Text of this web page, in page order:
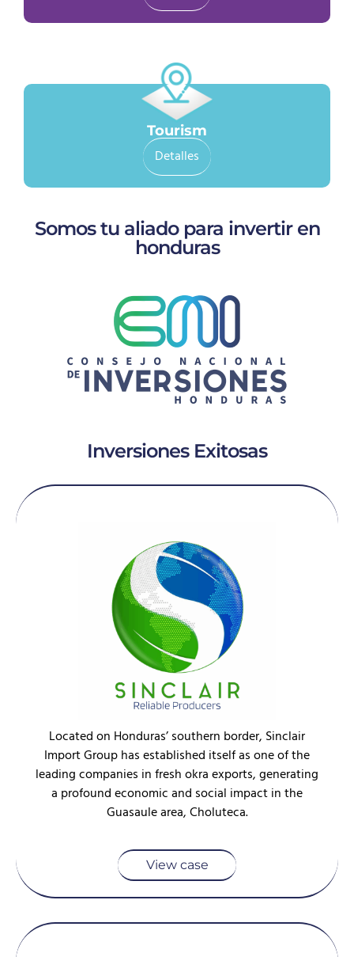
Tourism
Detalles
Somos tu aliado para invertir en
honduras
Inversiones Exitosas
Located on Honduras’ southern border, Sinclair
Import Group has established itself as one of the
leading companies in fresh okra exports, generating
a profound economic and social impact in the
Guasaule area, Choluteca.
View case